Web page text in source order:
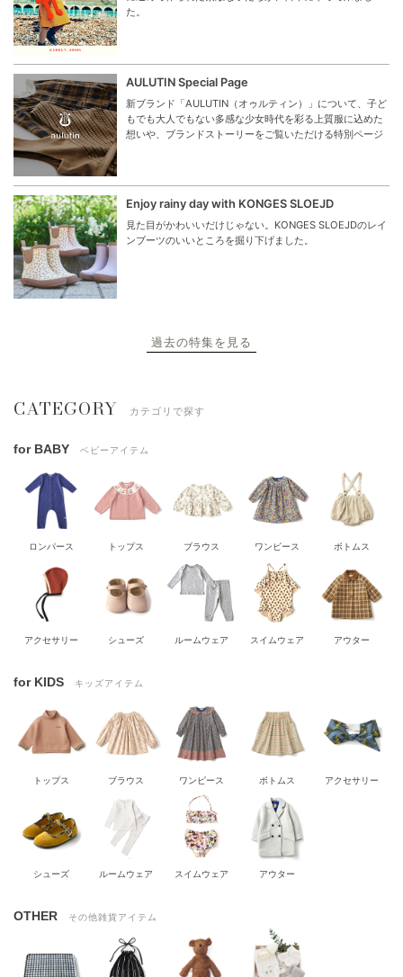
た。
AULUTIN Special Page
新ブランド「AULUTIN（オゥルティン）」について、子ど
もでも大人でもない多感な少女時代を彩る上質服に込めた
想いや、ブランドストーリーをご覧いただける特別ページ
Enjoy rainy day with KONGES SLOEJD
見た目がかわいいだけじゃない。KONGES SLOEJDのレイ
ンブーツのいいところを掘り下げました。
過去の特集を見る
CATEGORY カテゴリで探す
for BABY ベビーアイテム
ロンパース トップス ブラウス ワンピース ボトムス
アクセサリー シューズ ルームウェア スイムウェア アウター
for KIDS キッズアイテム
トップス ブラウス ワンピース ボトムス アクセサリー
シューズ ルームウェア スイムウェア アウター
OTHER その他雑貨アイテム